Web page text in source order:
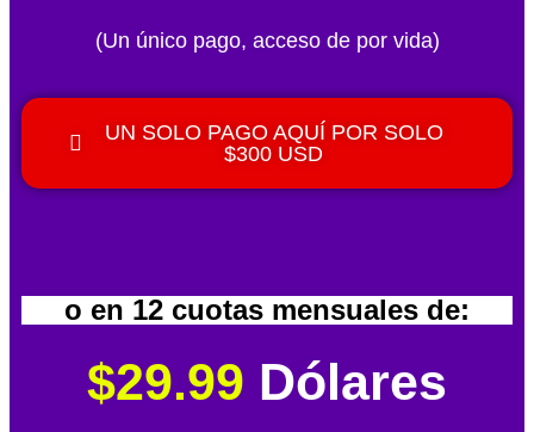
(Un único pago, acceso de por vida)
UN SOLO PAGO AQUÍ POR SOLO
$300 USD
o en 12 cuotas mensuales de:
$29.99 Dólares